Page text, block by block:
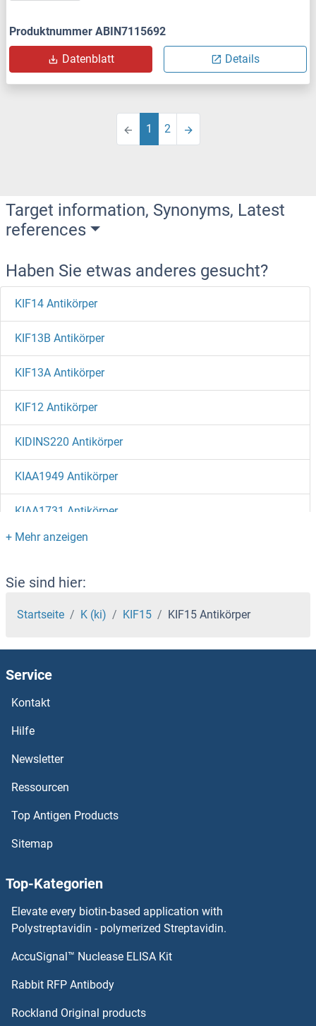
Produktnummer ABIN7115692
Datenblatt Details
1 2
Target information, Synonyms, Latest
references
Haben Sie etwas anderes gesucht?
KIF14 Antikörper
KIF13B Antikörper
KIF13A Antikörper
KIF12 Antikörper
KIDINS220 Antikörper
KIAA1949 Antikörper
KIAA1731 Antikörper
KIAA1609 Antikörper
KIAA1549 Antikörper
KIAA1524 Antikörper
KIAA1456 Antikörper
KIAA1432 Antikörper
KIAA1143 Antikörper
KIAA1033 Antikörper
KIAA0494 Antikörper
KIAA0391 Antikörper
KIAA0319L Antikörper
KIAA0319 Antikörper
Sie sind hier:
Startseite K (ki) KIF15 KIF15 Antikörper
Service
Kontakt
Hilfe
Newsletter
Ressourcen
Top Antigen Products
Sitemap
Top-Kategorien
Elevate every biotin-based application with
Polystreptavidin - polymerized Streptavidin.
AccuSignal™ Nuclease ELISA Kit
Rabbit RFP Antibody
Rockland Original products